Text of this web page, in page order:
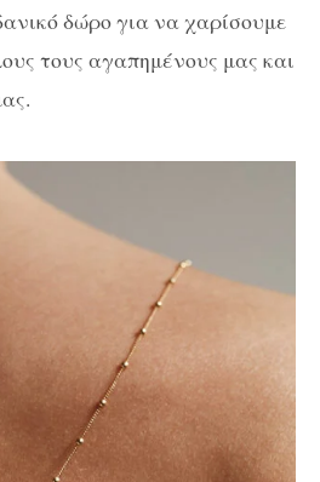
δώρογια να χαρίσουμε
τους αγαπημένους μας και